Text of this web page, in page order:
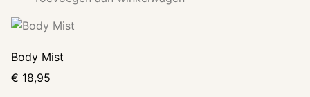
Body Mist
€ 18,95